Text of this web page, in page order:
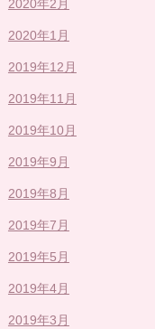
2020年2月
2020年1月
2019年12月
2019年11月
2019年10月
2019年9月
2019年8月
2019年7月
2019年5月
2019年4月
2019年3月